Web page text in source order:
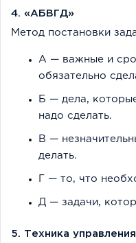
4. «АБВГД»
Метод постановки
А — важные и
обязательно
Б — дела,
надо сделать.
В —
делать.
Г — то, что
Д — задачи,
5. Техника